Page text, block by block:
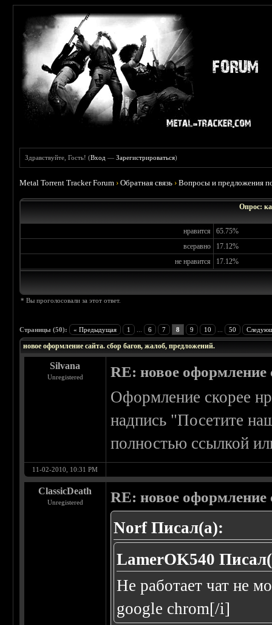
Здравствуйте, Гость! (Вход —Зарегистрироваться)
Metal Torrent Tracker Forum ›Обратная связь ›Вопросы и предложения
Опрос:
нравится
65.75%
всеравно
17.12%
не нравится
17.12%
* Вы проголосовали за этот ответ.
Страницы (50): « Предыдущая 1 6 7 8 9 10 50
новое оформление сайта. сбор багов, жалоб, предложений.
Silvana
Unregistered RE: новое оформление
Оформление скорее
надпись "Посетите
полностью ссылкой
11-02-2010, 10:31 PM
ClassicDeath
Unregistered RE: новое оформление
Norf Писал(а):
LamerOK540
Не работает чат не
google chrom[/i]